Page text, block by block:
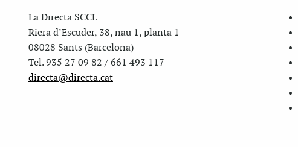
La Directa SCCL
Riera d’Escuder, 38, nau 1, planta 1
08028 Sants (Barcelona)
Tel. 935 27 09 82 / 661 493 117
directa@directa.cat